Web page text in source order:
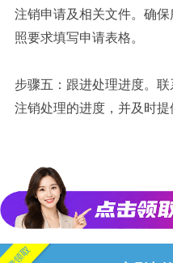
注销申请及相关文件。确
照要求填写申请表格。
步骤五：跟进处理进度。
注销处理的进度，并及时提